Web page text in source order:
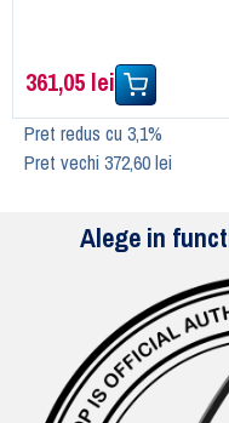
361,05 lei
Pret redus cu 3,1%
Pret vechi 372,60 lei
Alege in